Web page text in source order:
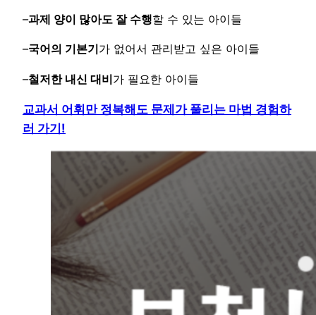
–과제 양이 많아도 잘 수행할 수 있는 아이들
–국어의 기본기가 없어서 관리받고 싶은 아이들
–철저한 내신 대비가 필요한 아이들
교과서 어휘만 정복해도 문제가 풀리는 마법 경험하
러 가기!